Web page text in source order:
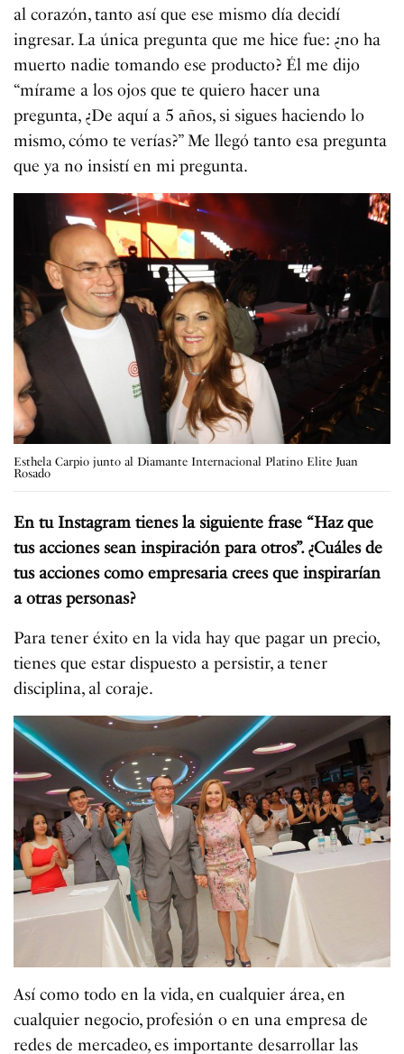
al corazón, tanto así que ese mismo día decidí
ingresar. La única pregunta que me hice fue: ¿no ha
muerto nadie tomando ese producto? Él me dijo
“mírame a los ojos que te quiero hacer una
pregunta, ¿De aquí a 5 años, si sigues haciendo lo
mismo, cómo te verías?” Me llegó tanto esa pregunta
que ya no insistí en mi pregunta.
Esthela Carpio junto al Diamante Internacional Platino Elite Juan
Rosado
En tu Instagram tienes la siguiente frase “Haz que
tus acciones sean inspiración para otros”. ¿Cuáles de
tus acciones como empresaria crees que inspirarían
a otras personas?
Para tener éxito en la vida hay que pagar un precio,
tienes que estar dispuesto a persistir, a tener
disciplina, al coraje.
Así como todo en la vida, en cualquier área, en
cualquier negocio, profesión o en una empresa de
redes de mercadeo, es importante desarrollar las